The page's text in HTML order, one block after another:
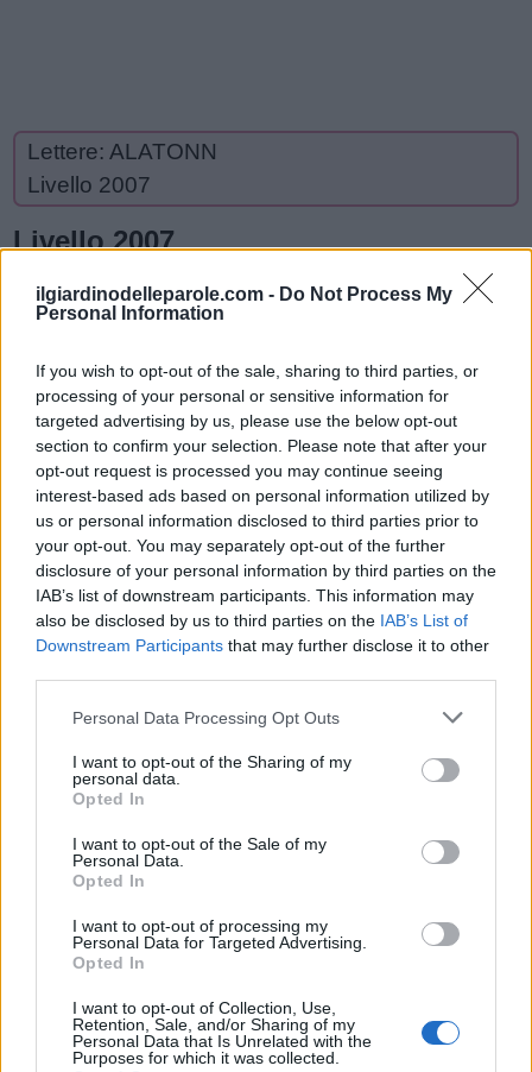
ilgiardinodelleparole.com - Do Not Process My
Personal Information
If you wish to opt-out of the sale, sharing to third parties, or
processing of your personal or sensitive information for
targeted advertising by us, please use the below opt-out
section to confirm your selection. Please note that after your
opt-out request is processed you may continue seeing
interest-based ads based on personal information utilized by
us or personal information disclosed to third parties prior to
your opt-out. You may separately opt-out of the further
disclosure of your personal information by third parties on the
IAB’s list of downstream participants. This information may
also be disclosed by us to third parties on the IAB’s List of
Downstream Participants that may further disclose it to other
Personal Data Processing Opt Outs
I want to opt-out of the Sharing of my
personal data.
Opted In
I want to opt-out of the Sale of my
Personal Data.
Opted In
I want to opt-out of processing my
Personal Data for Targeted Advertising.
Opted In
I want to opt-out of Collection, Use,
Retention, Sale, and/or Sharing of my
Personal Data that Is Unrelated with the
Purposes for which it was collected.
Lettere: ALATONN
Livello 2007
Livello 2007
L
L
T
T
A
A L
A
N
N N
O
O
L
A
N
A L T
L
L
A T O
La risposta a questo puzzle è:
L
T
L T
O
A T
O
A N
A T
O